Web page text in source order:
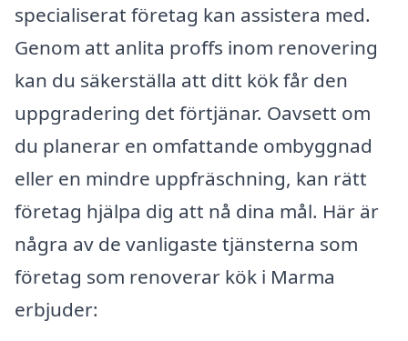
specialiserat företag kan assistera med.
Genom att anlita proffs inom renovering
kan du säkerställa att ditt kök får den
uppgradering det förtjänar. Oavsett om
du planerar en omfattande ombyggnad
eller en mindre uppfräschning, kan rätt
företag hjälpa dig att nå dina mål. Här är
några av de vanligaste tjänsterna som
företag som renoverar kök i Marma
erbjuder: